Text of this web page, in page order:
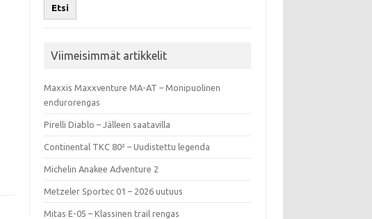
Etsi
Viimeisimmät artikkelit
Maxxis Maxxventure MA-AT – Monipuolinen
endurorengas
Pirelli Diablo – Jälleen saatavilla
Continental TKC 80² – Uudistettu legenda
Michelin Anakee Adventure 2
Metzeler Sportec 01 – 2026 uutuus
Mitas E-05 – Klassinen trail rengas